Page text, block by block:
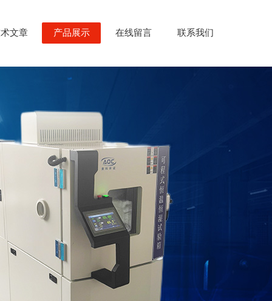
文章 产品展示 在线留言 联系我们